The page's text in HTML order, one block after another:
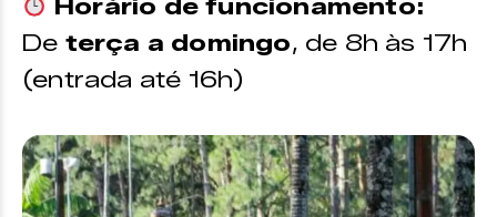
Horário de funcionamento:
De terça a domingo, de 8h às 17h
(entrada até 16h)